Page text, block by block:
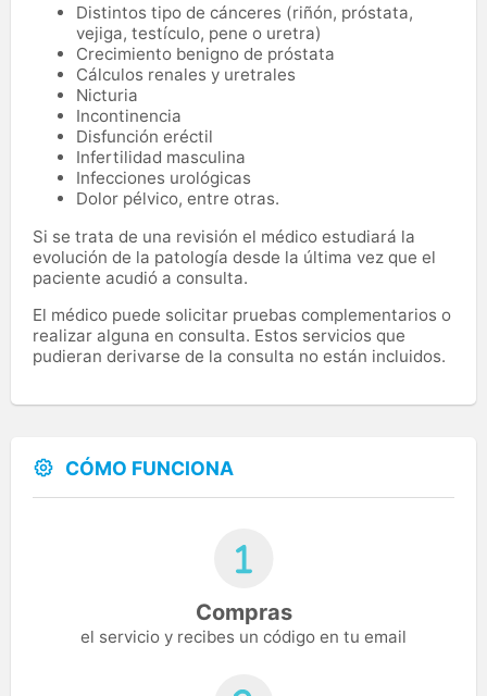
Distintos tipo de cánceres (riñón, próstata,
vejiga, testículo, pene o uretra)
Crecimiento benigno de próstata
Cálculos renales y uretrales
Nicturia
Incontinencia
Disfunción eréctil
Infertilidad masculina
Infecciones urológicas
Dolor pélvico, entre otras.
Si se trata de una revisión el médico estudiará la
evolución de la patología desde la última vez que el
paciente acudió a consulta.
El médico puede solicitar pruebas complementarios o
realizar alguna en consulta. Estos servicios que
pudieran derivarse de la consulta no están incluidos.
CÓMO FUNCIONA
Compras
el servicio y recibes un código en tu email